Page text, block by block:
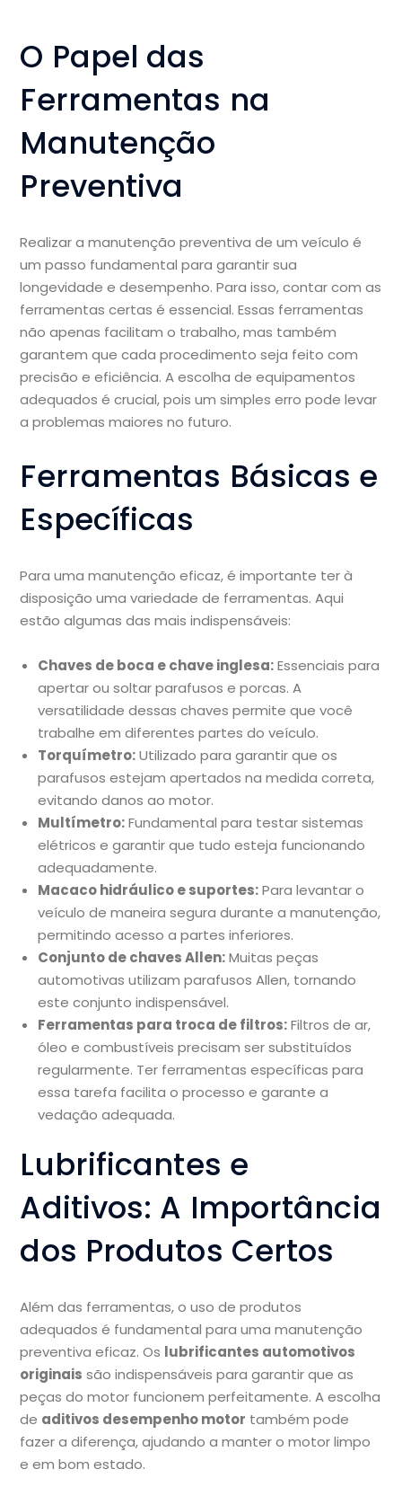
O Papel das
Ferramentas na
Manutenção
Preventiva
Realizar a manutenção preventiva de um veículo é
um passo fundamental para garantir sua
longevidade e desempenho. Para isso, contar com as
ferramentas certas é essencial. Essas ferramentas
não apenas facilitam o trabalho, mas também
garantem que cada procedimento seja feito com
precisão e eficiência. A escolha de equipamentos
adequados é crucial, pois um simples erro pode levar
a problemas maiores no futuro.
Ferramentas Básicas e
Específicas
Para uma manutenção eficaz, é importante ter à
disposição uma variedade de ferramentas. Aqui
estão algumas das mais indispensáveis:
Chaves de boca e chave inglesa:Essenciais para
apertar ou soltar parafusos e porcas. A
versatilidade dessas chaves permite que você
trabalhe em diferentes partes do veículo.
Torquímetro:Utilizado para garantir que os
parafusos estejam apertados na medida correta,
evitando danos ao motor.
Multímetro:Fundamental para testar sistemas
elétricos e garantir que tudo esteja funcionando
adequadamente.
Macaco hidráulico e suportes:Para levantar o
veículo de maneira segura durante a manutenção,
permitindo acesso a partes inferiores.
Conjunto de chaves Allen:Muitas peças
automotivas utilizam parafusos Allen, tornando
este conjunto indispensável.
Ferramentas para troca de filtros:Filtros de ar,
óleo e combustíveis precisam ser substituídos
regularmente. Ter ferramentas específicas para
essa tarefa facilita o processo e garante a
vedação adequada.
Lubrificantes e
Aditivos: A Importância
dos Produtos Certos
Além das ferramentas, o uso de produtos
adequados é fundamental para uma manutenção
preventiva eficaz. Os lubrificantes automotivos
originais são indispensáveis para garantir que as
peças do motor funcionem perfeitamente. A escolha
de aditivos desempenho motor também pode
fazer a diferença, ajudando a manter o motor limpo
e em bom estado.